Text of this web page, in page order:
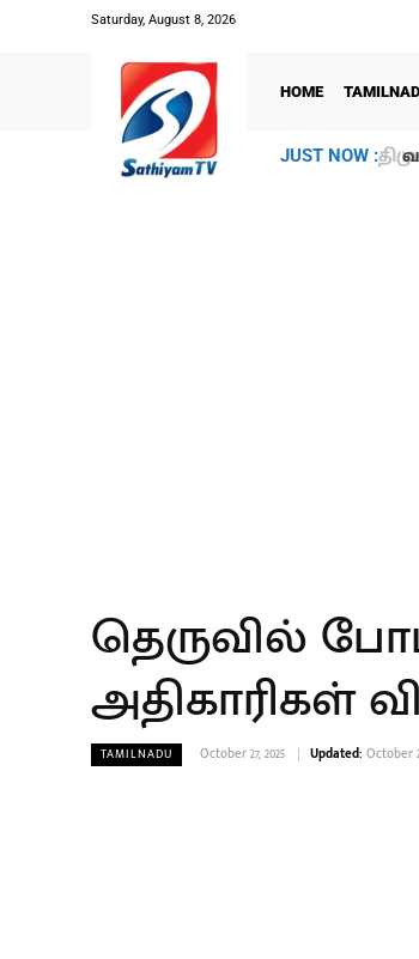
Saturday, August 8, 2026
HOME
JUST NOW :
தெருவில்
அதிகாரிகள்
TAMILNADU October 27, 2025 Updated: October